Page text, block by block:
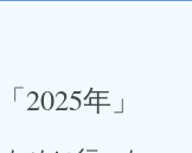
2025年」